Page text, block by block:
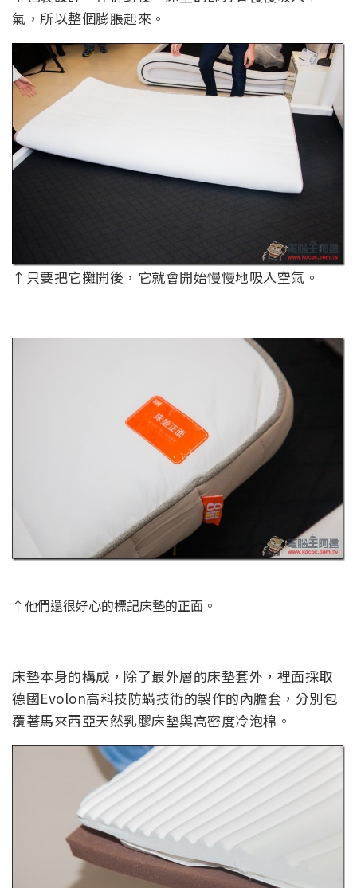
氣，所以整個膨脹起來。
↑只要把它攤開後，它就會開始慢慢地吸入空氣。
↑他們還很好心的標記床墊的正面。
床墊本身的構成，除了最外層的床墊套外，裡面採取
德國Evolon高科技防蟎技術的製作的內膽套，分別包
覆著馬來西亞天然乳膠床墊與高密度冷泡棉。